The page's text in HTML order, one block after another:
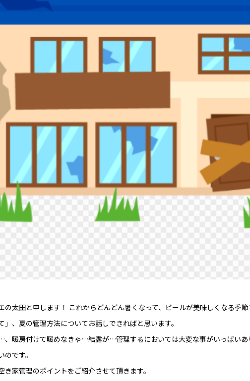
太田と申します！ これからどんどん暑くなって、ビールが美味しくなる季節
、夏の管理方法についてお話しできればと思います。
暖房付けて暖めなきゃ…結露が…管理するにおいては大変な事がいっぱいあ
です。
家管理のポイントをご紹介させて頂きます。